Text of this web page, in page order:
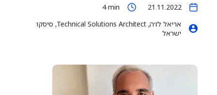
21.11.2022
4 min
אריאל לז׳ה, Technical Solutions Architect, סיסקו
ישראל